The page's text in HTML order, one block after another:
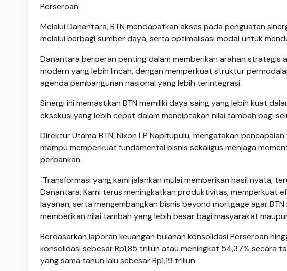
Perseroan.
Melalui Danantara, BTN mendapatkan akses pada penguatan
melalui berbagi sumber daya, serta optimalisasi modal untuk
Danantara berperan penting dalam memberikan arahan strategis
modern yang lebih lincah, dengan memperkuat struktur
agenda pembangunan nasional yang lebih terintegrasi.
Sinergi ini memastikan BTN memiliki daya saing yang lebih kuat
eksekusi yang lebih cepat dalam menciptakan nilai tambah bagi
Direktur Utama BTN, Nixon LP Napitupulu, mengatakan
mampu memperkuat fundamental bisnis sekaligus menjaga
perbankan.
"Transformasi yang kami jalankan mulai memberikan hasil nyata,
Danantara. Kami terus meningkatkan produktivitas, memperkuat
layanan, serta mengembangkan bisnis beyond mortgage agar
memberikan nilai tambah yang lebih besar bagi masyarakat
Berdasarkan laporan keuangan bulanan konsolidasi Perseroan
konsolidasi sebesar Rp1,85 triliun atau meningkat 54,37%
yang sama tahun lalu sebesar Rp1,19 triliun.